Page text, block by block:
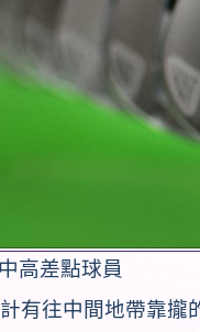
高差點球員
有往中間地帶靠攏